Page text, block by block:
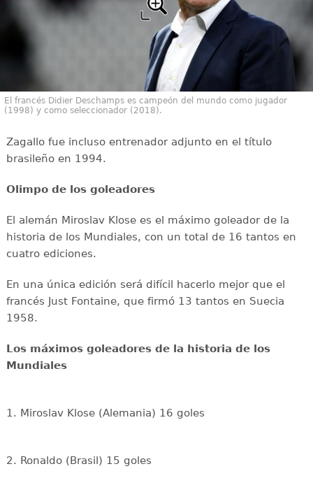
El francés Didier Deschamps es campeón del mundo como jugador
(1998) y como seleccionador (2018).
Zagallo fue incluso entrenador adjunto en el título
brasileño en 1994.
Olimpo de los goleadores
El alemán Miroslav Klose es el máximo goleador de la
historia de los Mundiales, con un total de 16 tantos en
cuatro ediciones.
En una única edición será difícil hacerlo mejor que el
francés Just Fontaine, que firmó 13 tantos en Suecia
1958.
Los máximos goleadores de la historia de los
Mundiales
1. Miroslav Klose (Alemania) 16 goles
2. Ronaldo (Brasil) 15 goles